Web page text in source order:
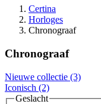
Certina
Horloges
Chronograaf
Chronograaf
Nieuwe collectie (3)
Iconisch (2)
Geslacht